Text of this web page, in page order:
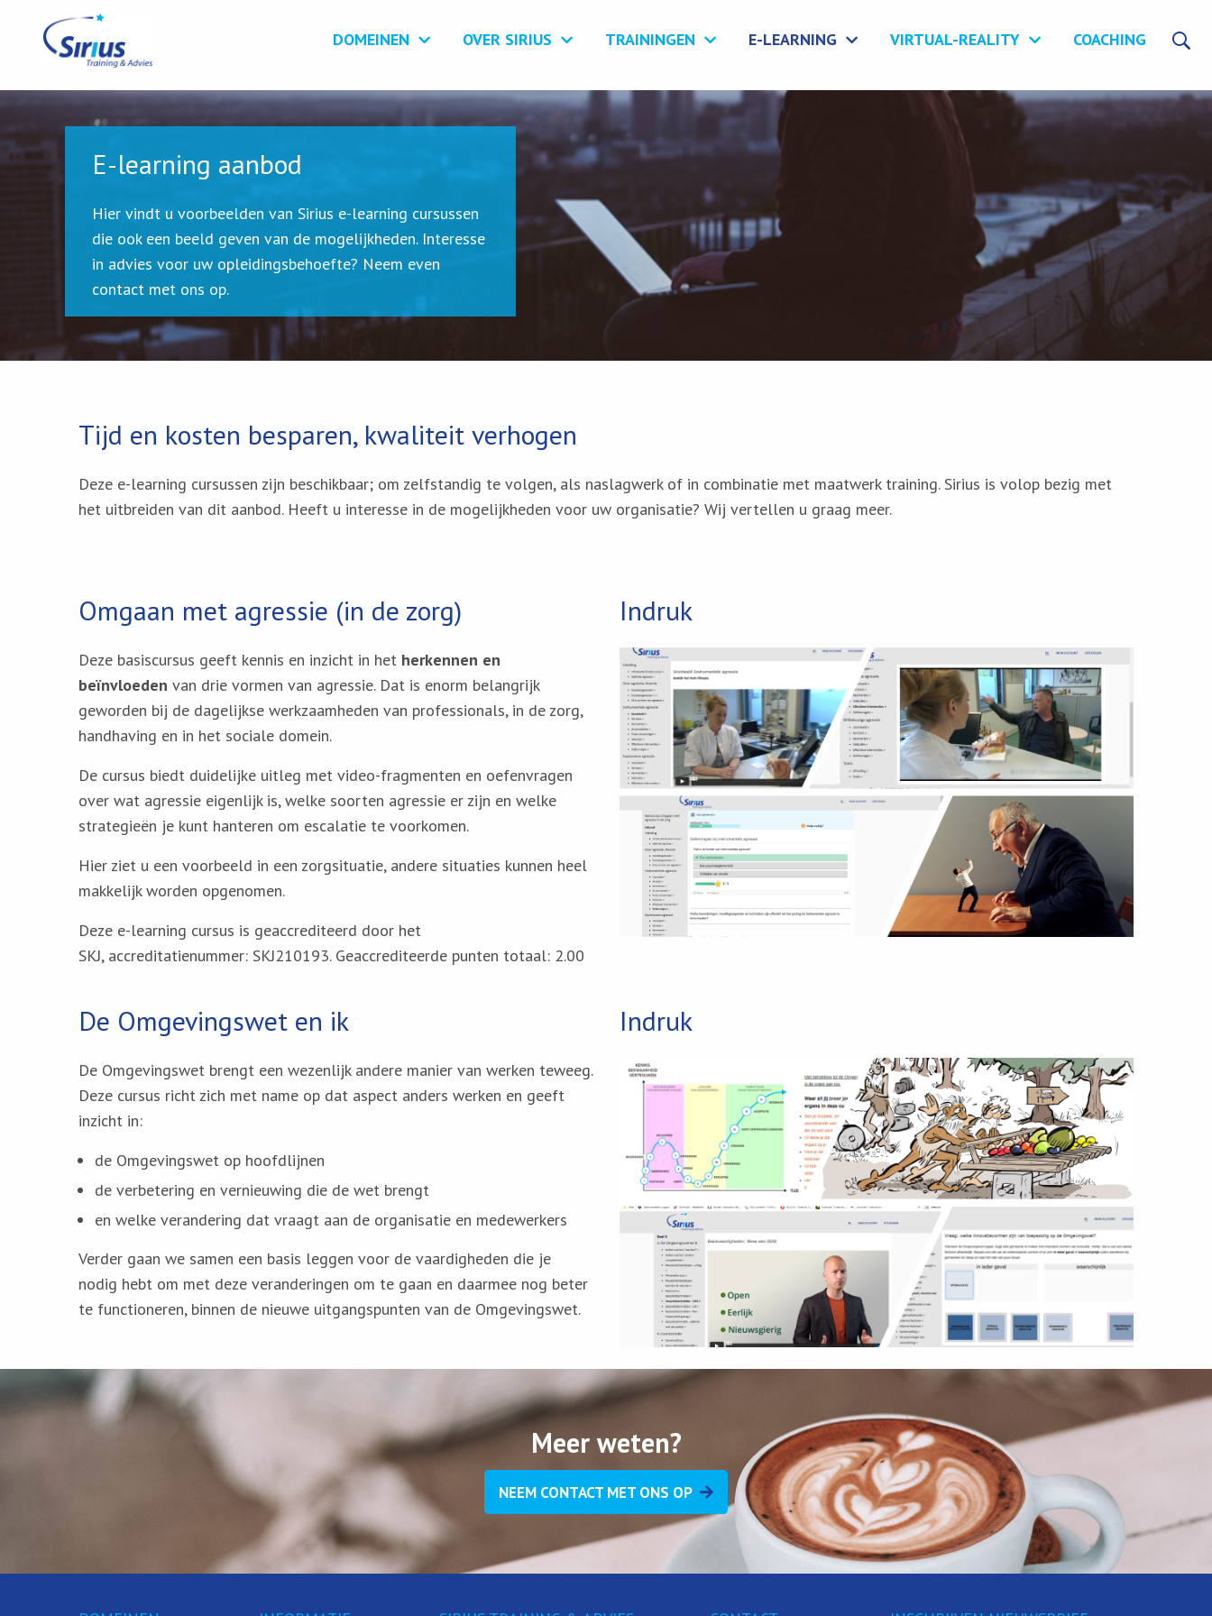
DOMEINEN OVER SIRIUS TRAININGEN E-LEARNING VIRTUAL-REALITY COACHING
E-learning aanbod
Hier vindt u voorbeelden van Sirius e-learning cursussen
die ook een beeld geven van de mogelijkheden. Interesse
in advies voor uw opleidingsbehoefte? Neem even
contact met ons op.
Tijd en kosten besparen, kwaliteit verhogen
Deze e-learning cursussen zijn beschikbaar; om zelfstandig te volgen, als naslagwerk of in combinatie met maatwerk training. Sirius is volop bezig met
het uitbreiden van dit aanbod. Heeft u interesse in de mogelijkheden voor uw organisatie? Wij vertellen u graag meer.
Omgaan met agressie (in de zorg)
Deze basiscursus geeft kennis en inzicht in het herkennen en
beïnvloeden van drie vormen van agressie. Dat is enorm belangrijk
geworden bij de dagelijkse werkzaamheden van professionals, in de zorg,
handhaving en in het sociale domein.
De cursus biedt duidelijke uitleg met video-fragmenten en oefenvragen
over wat agressie eigenlijk is, welke soorten agressie er zijn en welke
strategieën je kunt hanteren om escalatie te voorkomen.
Hier ziet u een voorbeeld in een zorgsituatie, andere situaties kunnen heel
makkelijk worden opgenomen.
Deze e-learning cursus is geaccrediteerd door het
SKJ, accreditatienummer: SKJ210193. Geaccrediteerde punten totaal: 2.00
Indruk
De Omgevingswet en ik
De Omgevingswet brengt een wezenlijk andere manier van werken teweeg.
Deze cursus richt zich met name op dat aspect anders werken en geeft
inzicht in:
de Omgevingswet op hoofdlijnen
de verbetering en vernieuwing die de wet brengt
en welke verandering dat vraagt aan de organisatie en medewerkers
Verder gaan we samen een basis leggen voor de vaardigheden die je
nodig hebt om met deze veranderingen om te gaan en daarmee nog beter
te functioneren, binnen de nieuwe uitgangspunten van de Omgevingswet.
Indruk
Meer weten?
NEEM CONTACT MET ONS OP